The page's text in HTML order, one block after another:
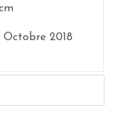
2018